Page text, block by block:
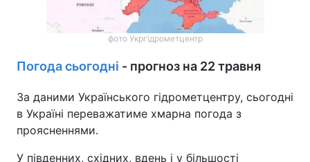
фото Укргідрометцентр
Погода сьогодні - прогноз на 22 травня
За даними Українського гідрометцентру, сьогодні
в Україні переважатиме хмарна погода з
проясненнями.
У південних, східних, вдень і у більшості